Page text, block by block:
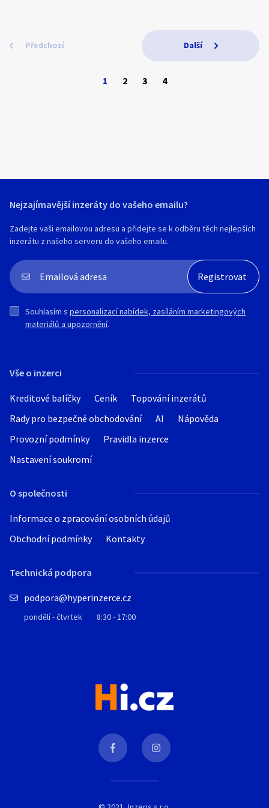
www: http://www.ubytovani-vrchlabi.eu/
Jamným U Křížku do prava 2km. Tel: 777
Předchozí
1 2 3 4
Další
Vše o inzerci
Kreditové balíčky Ceník
Topování inzerátů
Rady pro bezpečné obchodování
AI
Nápověda
Provozní podmínky
Pravidla inzerce
Nastavení soukromí
O společnosti
Informace o zpracování osobních údajů
Obchodní podmínky
Kontakty
Technická podpora
podpora@hyperinzerce.cz
pondělí - čtvrtek 8:30 - 17:00
Nejzajímavější inzeráty do vašeho emailu?
Zadejte vaši emailovou adresu a přidejte se k odběru těch nejlepších
inzerátu z našeho serveru do vašeho emailu.
Souhlasím s personalizací nabídek, zasíláním marketingových
materiálů a upozornění.